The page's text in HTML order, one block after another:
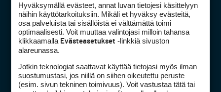
Golfpiste mediakortti
Golfpisteen yhteystiedot
DSA avoimuusraportti
Hyväksymällä evästeet, annat luvan tietojesi käsittelyyn
näihin käyttötarkoituksiin. Mikäli et hyväksy evästeitä,
osa palveluista tai sisällöistä ei välttämättä toimi
optimaalisesti. Voit muuttaa valintojasi milloin tahansa
klikkaamalla Evästeasetukset -linkkiä sivuston
alareunassa.
Jotkin teknologiat saattavat käyttää tietojasi myös ilman
suostumustasi, jos niillä on siihen oikeutettu peruste
(esim. sivun tekninen toimivuus). Voit vastustaa tätä tai